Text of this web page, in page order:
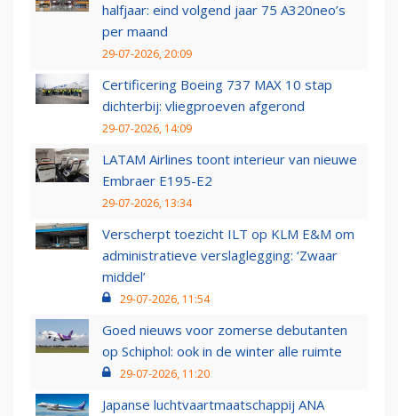
halfjaar: eind volgend jaar 75 A320neo’s
per maand
29-07-2026, 20:09
Certificering Boeing 737 MAX 10 stap
dichterbij: vliegproeven afgerond
29-07-2026, 14:09
LATAM Airlines toont interieur van nieuwe
Embraer E195-E2
29-07-2026, 13:34
Verscherpt toezicht ILT op KLM E&M om
administratieve verslaglegging: ‘Zwaar
middel’
29-07-2026, 11:54
Goed nieuws voor zomerse debutanten
op Schiphol: ook in de winter alle ruimte
29-07-2026, 11:20
Japanse luchtvaartmaatschappij ANA